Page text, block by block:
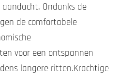
Ondanks de
de comfortabele
voor een ontspannen
langere ritten.Krachtige